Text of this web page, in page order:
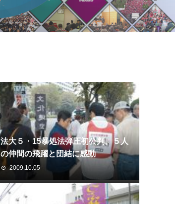
法大５・15暴処法弾圧初公判、５人
の仲間の飛躍と団結に感動
2009.10.05